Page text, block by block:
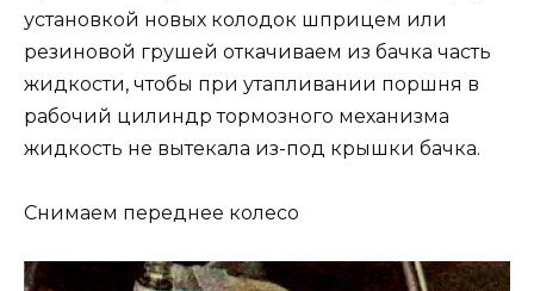
установкой новых колодок шприцем или
резиновой грушей откачиваем из бачка часть
жидкости, чтобы при утапливании поршня в
рабочий цилиндр тормозного механизма
жидкость не вытекала из-под крышки бачка.
Снимаем переднее колесо